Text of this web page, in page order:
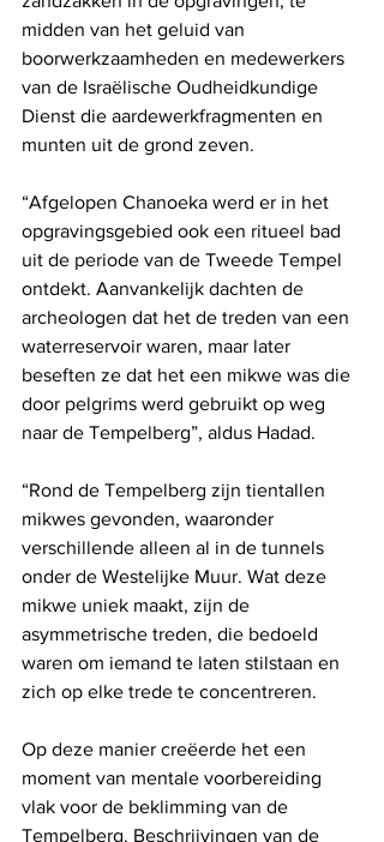
midden van het geluid van
boorwerkzaamheden en medewerkers
van de Israëlische Oudheidkundige
Dienst die aardewerkfragmenten en
munten uit de grond zeven.
“Afgelopen Chanoeka werd er in het
opgravingsgebied ook een ritueel bad
uit de periode van de Tweede Tempel
ontdekt. ​​Aanvankelijk dachten de
archeologen dat het de treden van een
waterreservoir waren, maar later
beseften ze dat het een mikwe was die
door pelgrims werd gebruikt op weg
naar de Tempelberg”, aldus Hadad.
“Rond de Tempelberg zijn tientallen
mikwes gevonden, waaronder
verschillende alleen al in de tunnels
onder de Westelijke Muur. Wat deze
mikwe uniek maakt, zijn de
asymmetrische treden, die bedoeld
waren om iemand te laten stilstaan ​​en
zich op elke trede te concentreren.
Op deze manier creëerde het een
moment van mentale voorbereiding
vlak voor de beklimming van de
Tempelberg. Beschrijvingen van de